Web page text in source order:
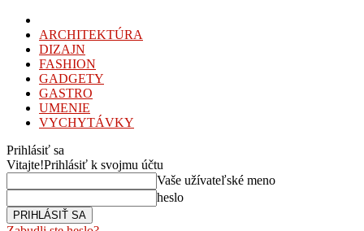
ARCHITEKTÚRA
DIZAJN
FASHION
GADGETY
GASTRO
UMENIE
VYCHYTÁVKY
Prihlásiť sa
Vitajte!Prihlásiť k svojmu účtu
Vaše užívateľské meno
heslo